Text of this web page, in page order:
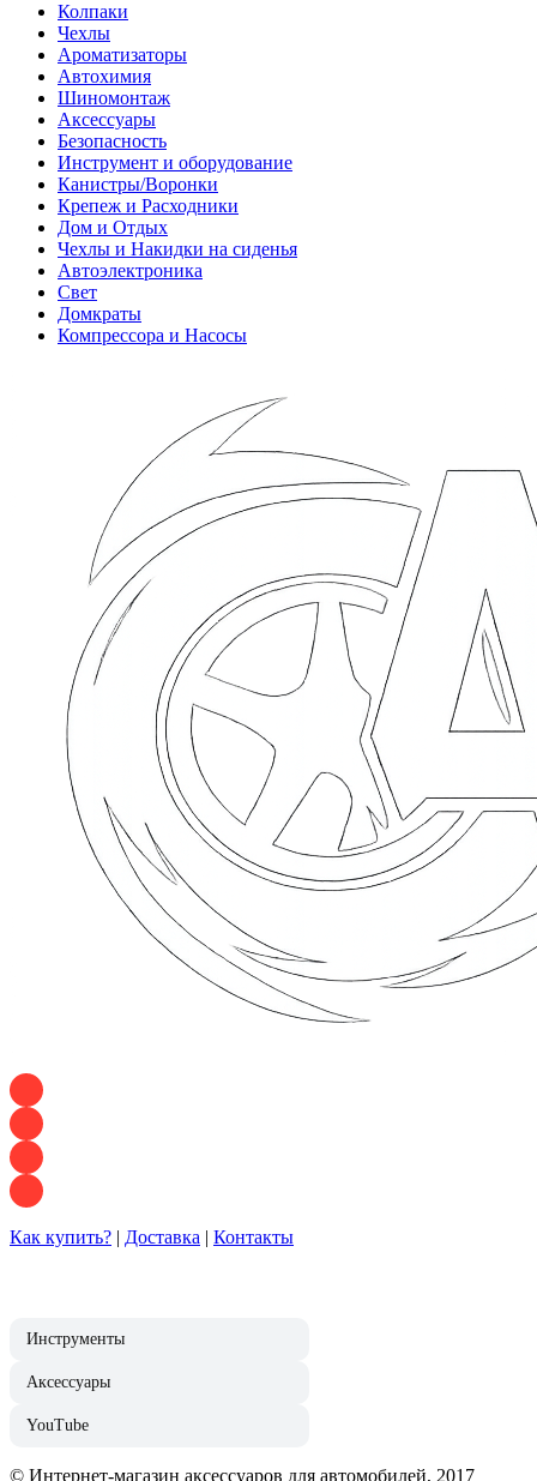
Колпаки
Чехлы
Ароматизаторы
Автохимия
Шиномонтаж
Аксессуары
Безопасность
Инструмент и оборудование
Канистры/Воронки
Крепеж и Расходники
Дом и Отдых
Чехлы и Накидки на сиденья
Автоэлектроника
Свет
Домкраты
Компрессора и Насосы
Как купить? | Доставка | Контакты
Инструменты
Аксессуары
YouTube
© Интернет-магазин аксессуаров для автомобилей, 2017